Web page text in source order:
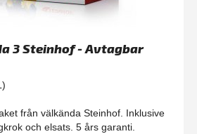
3 Steinhof - Avtagbar
från välkända Steinhof. Inklusive
och elsats. 5 års garanti.